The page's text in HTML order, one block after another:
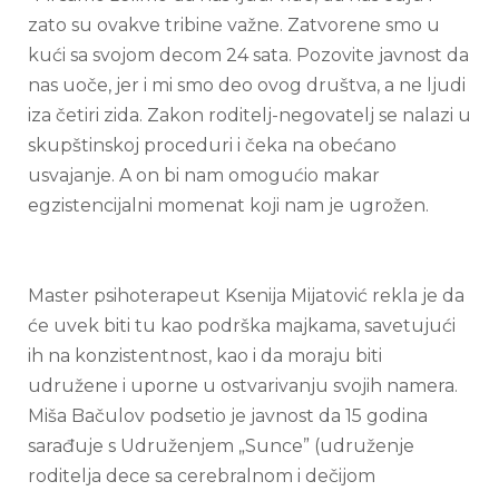
zato su ovakve tribine važne. Zatvorene smo u
kući sa svojom decom 24 sata. Pozovite javnost da
nas uoče, jer i mi smo deo ovog društva, a ne ljudi
iza četiri zida. Zakon roditelj-negovatelj se nalazi u
skupštinskoj proceduri i čeka na obećano
usvajanje. A on bi nam omogućio makar
egzistencijalni momenat koji nam je ugrožen.
Master psihoterapeut Ksenija Mijatović rekla je da
će uvek biti tu kao podrška majkama, savetujući
ih na konzistentnost, kao i da moraju biti
udružene i uporne u ostvarivanju svojih namera.
Miša Bačulov podsetio je javnost da 15 godina
sarađuje s Udruženjem „Sunce” (udruženje
roditelja dece sa cerebralnom i dečijom